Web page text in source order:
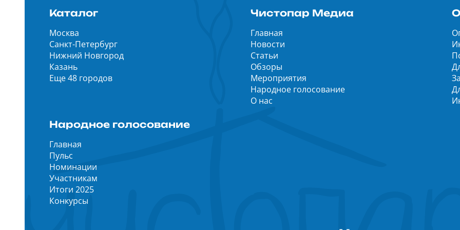
Каталог
Москва
Санкт-Петербург
Нижний Новгород
Казань
Еще 48 городов
Чистопар Медиа
Главная
Новости
Статьи
Обзоры
Мероприятия
Народное голосование
О нас
Народное голосование
Главная
Пульс
Номинации
Участникам
Итоги 2025
Конкурсы